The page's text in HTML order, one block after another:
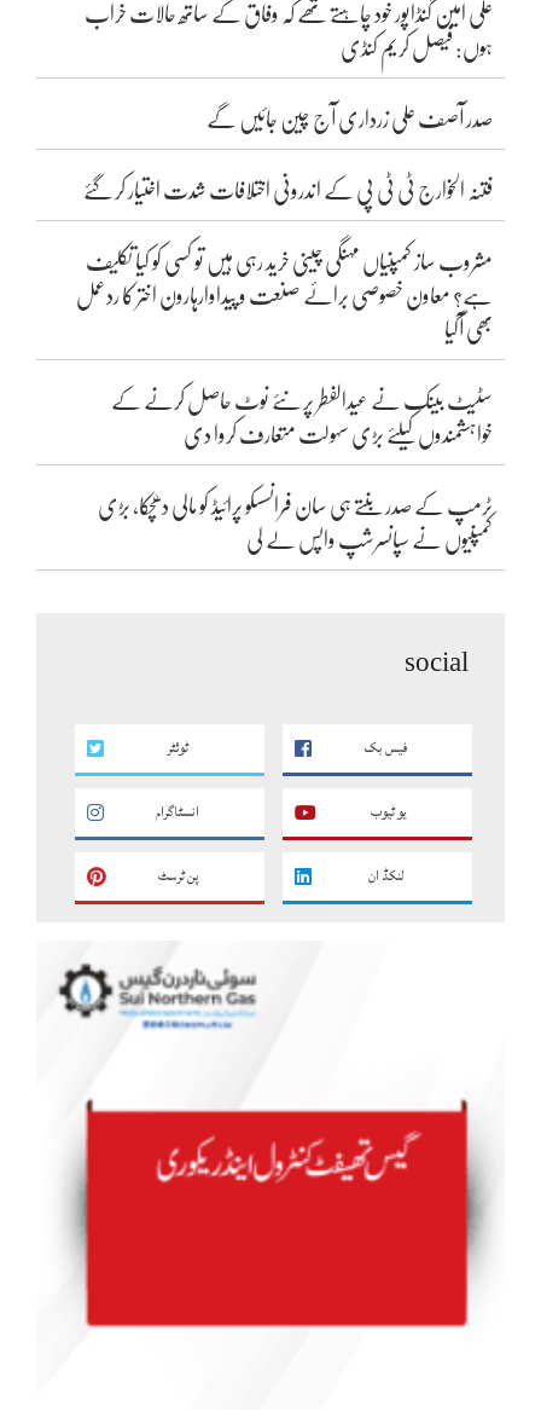
علی امین گنڈاپور خود چاہتے تھے کہ وفاق کے ساتھ حالات خراب
ہوں: فیصل کریم کنڈی
صدر آصف علی زرداری آج چین جائیں گے
فتنہ الخوارج ٹی ٹی پی کے اندرونی اختلافات شدت اختیار کر گئے
مشروب ساز کمپنیاں مہنگی چینی خرید رہی ہیں تو کسی کو کیا تکلیف
ہے؟ معاون خصوصی برائے صنعت و پیداوارہارون اختر کا ردعمل
بھی آگیا
سٹیٹ بینک نے عیدالفطر پر نئے نوٹ حاصل کرنے کے
خواہشمندوں کیلئے بڑی سہولت متعارف کروا دی
ٹرمپ کے صدر بنتے ہی سان فرانسسکو پرائیڈ کو مالی دھچکا، بڑی
کمپنیوں نے سپانسرشپ واپس لے لی
social
فیس بک ٹوئٹر
یو ٹیوب انسٹاگرام
لنکڈ ان پن ٹرسٹ